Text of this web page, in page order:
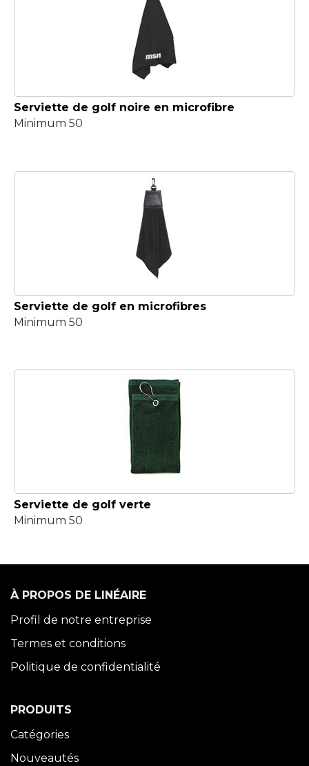
Serviette de golf noire en microfibre
Minimum 50
Serviette de golf en microfibres
Minimum 50
Serviette de golf verte
Minimum 50
À PROPOS DE LINÉAIRE
Profil de notre entreprise
Termes et conditions
Politique de confidentialité
PRODUITS
Catégories
Nouveautés